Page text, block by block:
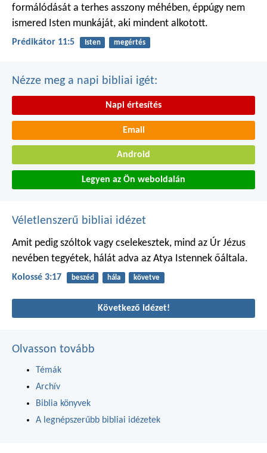
formálódását a terhes asszony méhében, éppúgy nem
ismered Isten munkáját, aki mindent alkotott.
Prédikátor 11:5 Isten megértés
Nézze meg a napi bibliai igét:
Napi értesítés
Email
Android
Legyen az Ön weboldalán
Véletlenszerű bibliai idézet
Amit pedig szóltok vagy cselekesztek, mind az Úr Jézus
nevében tegyétek, hálát adva az Atya Istennek őáltala.
Kolossé 3:17 beszéd hála követve
Következő idézet!
Olvasson tovább
Témák
Archív
Biblia könyvek
A legnépszerűbb bibliai idézetek